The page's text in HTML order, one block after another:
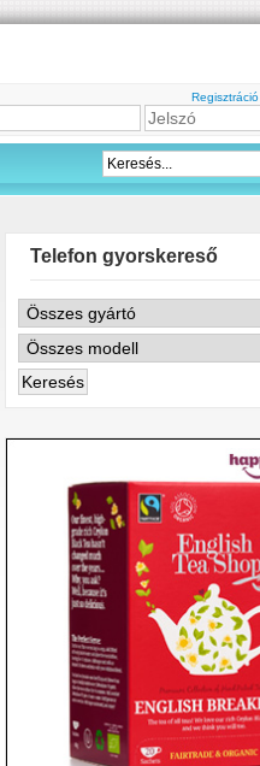
Regisztráció
Telefon gyorskereső